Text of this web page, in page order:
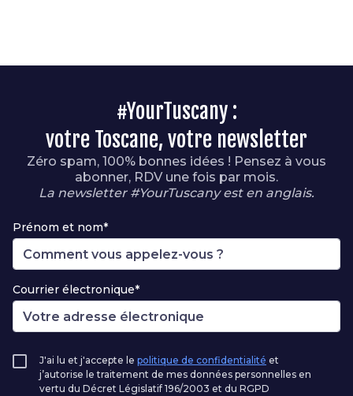
#YourTuscany :
votre Toscane, votre newsletter
Zéro spam, 100% bonnes idées ! Pensez à vous
abonner, RDV une fois par mois.
La newsletter #YourTuscany est en anglais.
Prénom et nom*
Courrier électronique*
J'ai lu et j'accepte le politique de confidentialité et
j’autorise le traitement de mes données personnelles en
vertu du Décret Législatif 196/2003 et du RGPD